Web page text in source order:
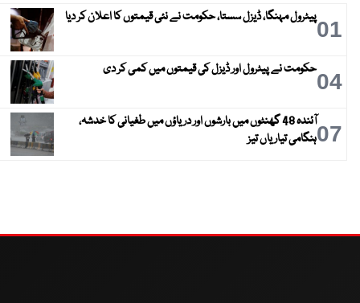
01پیٹرول مہنگا، ڈیزل سستا، حکومت نے نئی قیمتوں کا اعلان کر دیا
04حکومت نے پیٹرول اور ڈیزل کی قیمتوں میں کمی کر دی
07
آئندہ 48 گھنٹوں میں بارشوں اور دریاؤں میں طغیانی کا خدشہ،
ہنگامی تیاریاں تیز